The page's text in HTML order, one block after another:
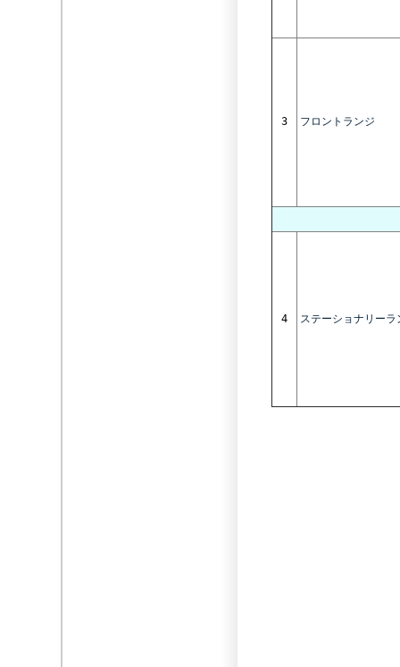
3 フロントランジ
4 ステーショナリーラ